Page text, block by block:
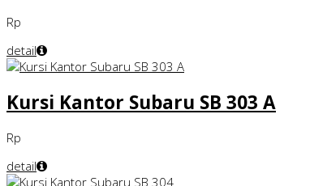
Rp
detail
Kursi Kantor Subaru SB 303 A
Rp
detail